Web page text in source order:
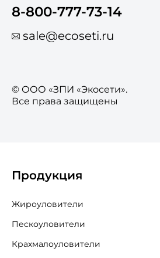
8-800-777-73-14
sale@ecoseti.ru
© ООО «ЗПИ «Экосети».
Все права защищены
Продукция
Жироуловители
Пескоуловители
Крахмалоуловители